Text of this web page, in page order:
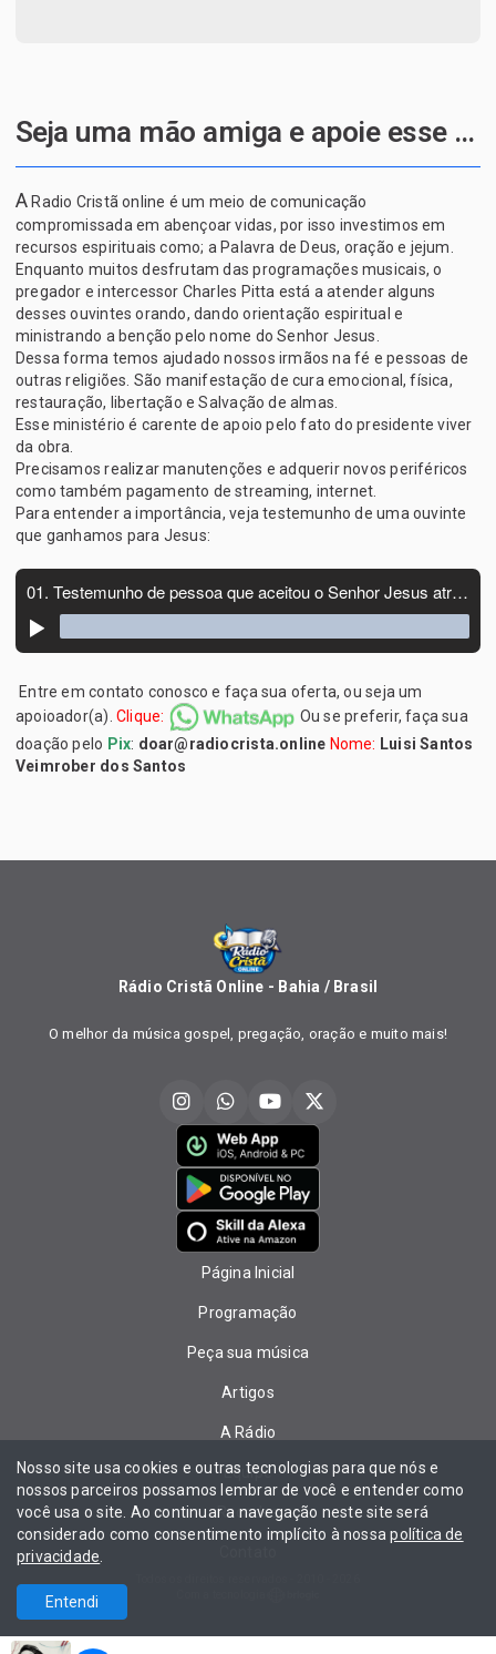
Seja uma mão amiga e apoie esse projeto de Deus
A Radio Cristã online é um meio de comunicação
compromissada em abençoar vidas, por isso investimos em
recursos espirituais como; a Palavra de Deus, oração e jejum.
Enquanto muitos desfrutam das programações musicais, o
pregador e intercessor Charles Pitta está a atender alguns
desses ouvintes orando, dando orientação espiritual e
ministrando a benção pelo nome do Senhor Jesus.
Dessa forma temos ajudado nossos irmãos na fé e pessoas de
outras religiões. São manifestação de cura emocional, física,
restauração, libertação e Salvação de almas.
Esse ministério é carente de apoio pelo fato do presidente viver
da obra.
Precisamos realizar manutenções e adquerir novos periféricos
como também pagamento de streaming, internet.
Para entender a importância, veja testemunho de uma ouvinte
que ganhamos para Jesus:
Entre em contato conosco e faça sua oferta, ou seja um
apoioador(a). Clique:
Ou se preferir, faça sua
doação pelo Pix: doar@radiocrista.online Nome: Luisi Santos
Veimrober dos Santos
Rádio Cristã Online - Bahia / Brasil
O melhor da música gospel, pregação, oração e muito mais!
Página Inicial
Programação
Peça sua música
Artigos
A Rádio
Equipe
Recados
Nosso site usa cookies e outras tecnologias para que nós e
nossos parceiros possamos lembrar de você e entender como
você usa o site. Ao continuar a navegação neste site será
considerado como consentimento implícito à nossapolítica de
privacidade
Entendi